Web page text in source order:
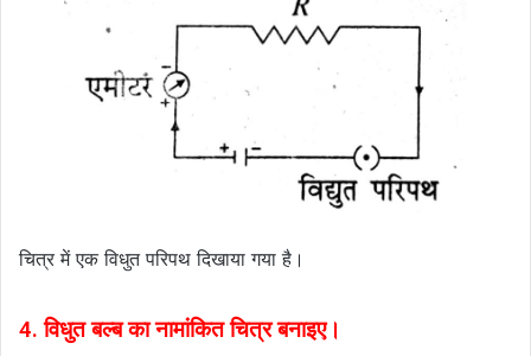
चित्र में एक विधुत परिपथ दिखाया गया है।
4. विधुत बल्ब का नामांकित चित्र बनाइए।